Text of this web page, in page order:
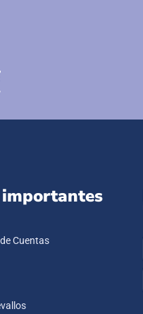
importantes
Cuentas